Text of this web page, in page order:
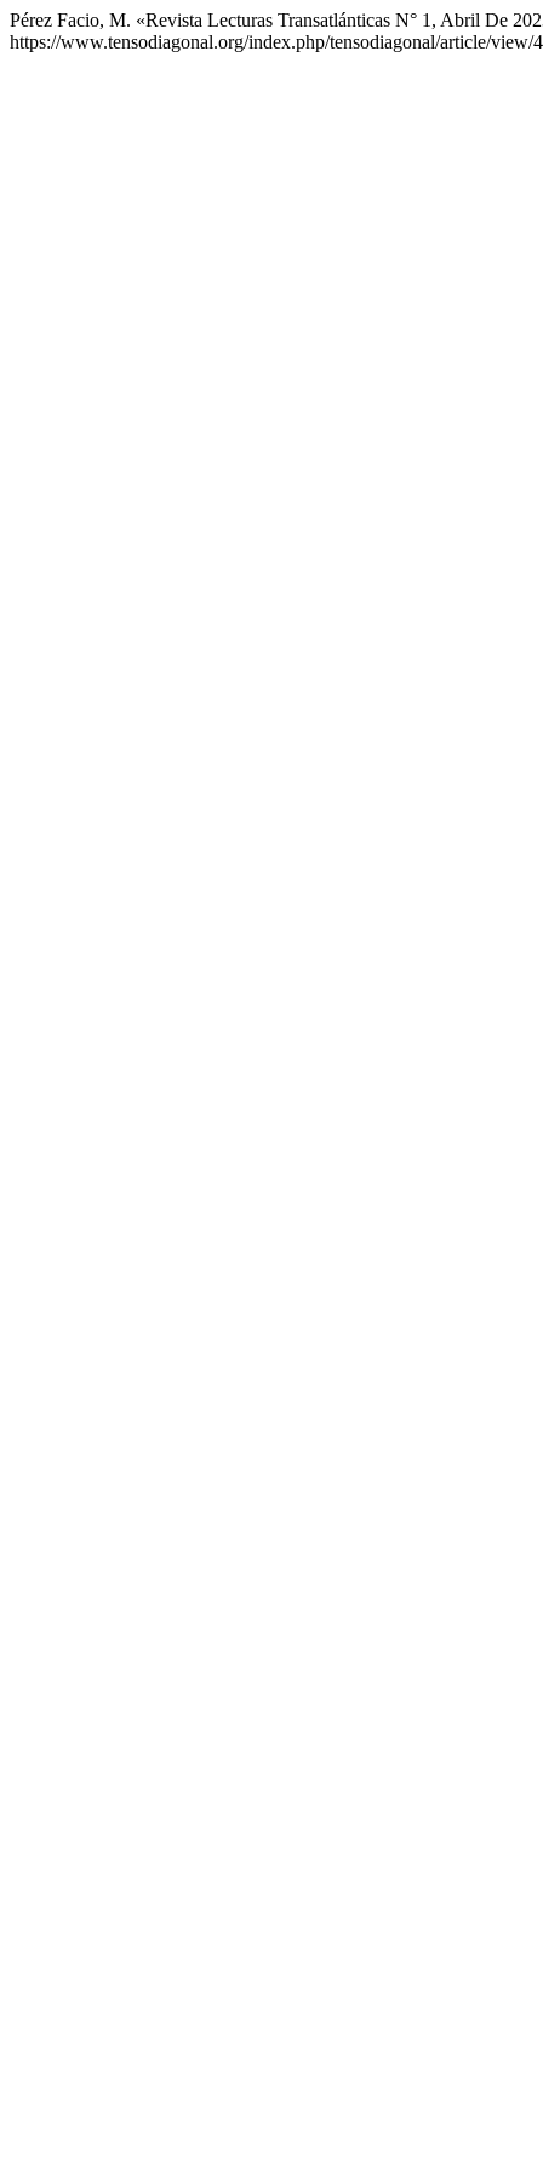
Pérez Facio, M. «Revista Lecturas Transatlánticas N° 1, Abril De
https://www.tensodiagonal.org/index.php/tensodiagonal/article/view/